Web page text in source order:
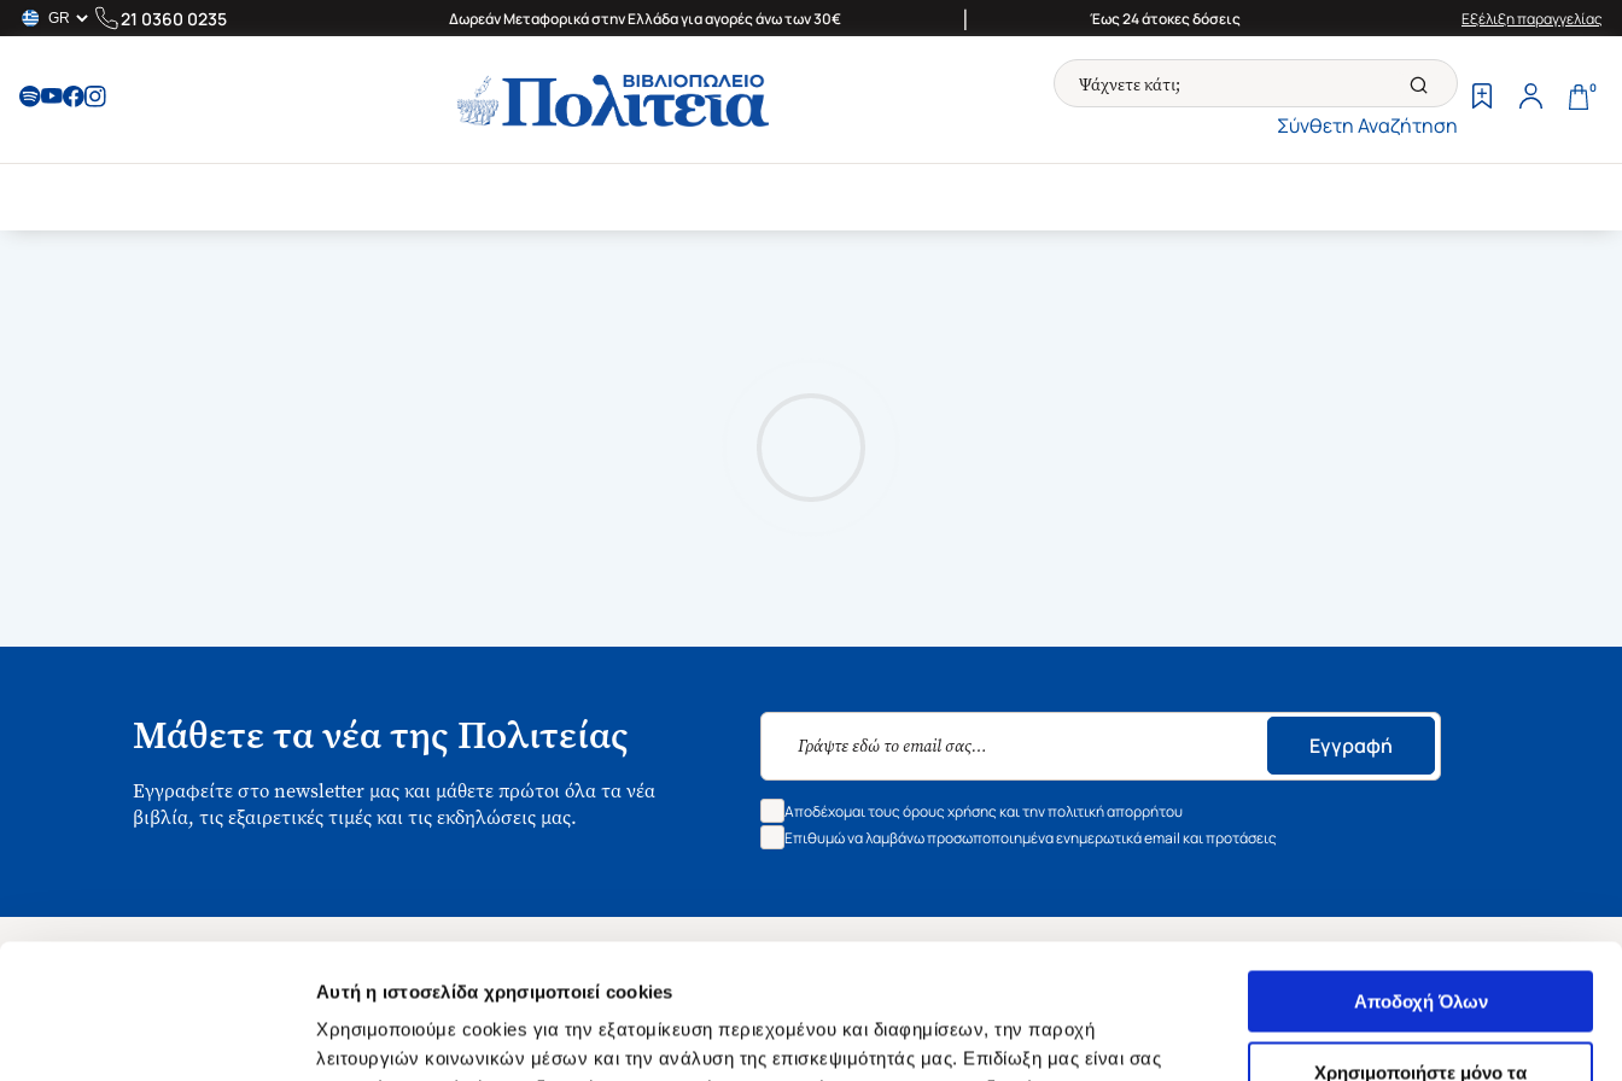
Αυτή η ιστοσελίδα χρησιμοποιεί cookies
Χρησιμοποιούμε cookies για την εξατομίκευση περιεχομένου και διαφημίσεων, την παροχή
λειτουργιών κοινωνικών μέσων και την ανάλυση της επισκεψιμότητάς μας. Επιδίωξη μας είναι σας
Αποδοχή Όλων
Χρησιμοποιήστε μόνο τα
21 0360 0235 Δωρεάν Μεταφορικά στην Ελλάδα για αγορές άνω των 30€ | Έως 24 άτοκες δόσεις Εξέλιξη παραγγελίας
Σύνθετη Αναζήτηση
0
Μάθετε τα νέα της Πολιτείας
Εγγραφείτε στο newsletter μας και μάθετε πρώτοι όλα τα νέα
βιβλία, τις εξαιρετικές τιμές και τις εκδηλώσεις μας.
Εγγραφή
Αποδέχομαι τους όρους χρήσης και την πολιτική απορρήτου
Επιθυμώ να λαμβάνω προσωποποιημένα ενημερωτικά email και προτάσεις
Ασκληπιού 1-3, Αθήνα 106 79
Δευτέρα - Παρασκευή 09:00-21:00
Σχετικά με εμάς
Συχνές ερωτήσεις
Επικοινωνία
ΑΚΟΛΟΥΘΗΣΤΕ ΜΑΣ